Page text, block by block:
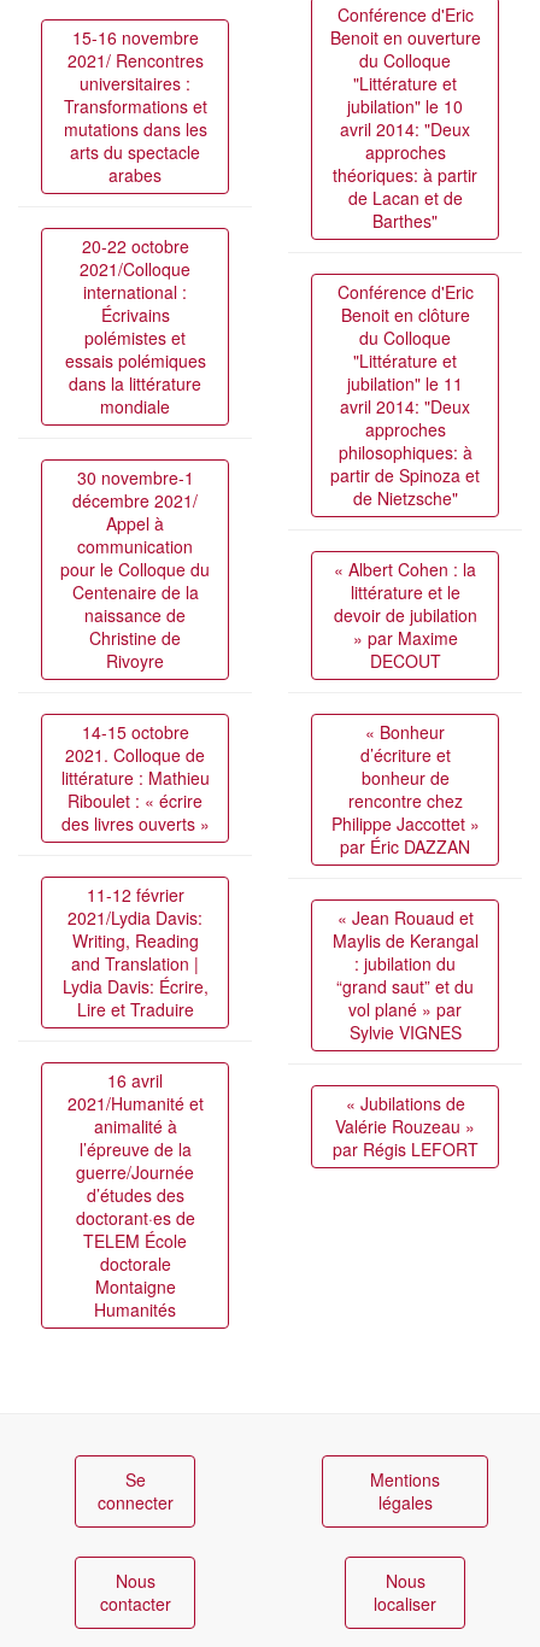
15-16 novembre
2021/ Rencontres
universitaires :
Transformations et
mutations dans les
arts du spectacle
arabes
20-22 octobre
2021/Colloque
international :
Écrivains
polémistes et
essais polémiques
dans la littérature
mondiale
30 novembre-1
décembre 2021/
Appel à
communication
pour le Colloque du
Centenaire de la
naissance de
Christine de
Rivoyre
14-15 octobre
2021. Colloque de
littérature : Mathieu
Riboulet : « écrire
des livres ouverts »
11-12 février
2021/Lydia Davis:
Writing, Reading
and Translation |
Lydia Davis: Écrire,
Lire et Traduire
16 avril
2021/Humanité et
animalité à
l’épreuve de la
guerre/Journée
d’études des
doctorant·es de
TELEM École
doctorale
Montaigne
Humanités
Conférence d'Eric
Benoit en ouverture
du Colloque
"Littérature et
jubilation" le 10
avril 2014: "Deux
approches
théoriques: à partir
de Lacan et de
Barthes"
Conférence d'Eric
Benoit en clôture
du Colloque
"Littérature et
jubilation" le 11
avril 2014: "Deux
approches
philosophiques: à
partir de Spinoza et
de Nietzsche"
« Albert Cohen : la
littérature et le
devoir de jubilation
» par Maxime
DECOUT
« Bonheur
d’écriture et
bonheur de
rencontre chez
Philippe Jaccottet »
par Éric DAZZAN
« Jean Rouaud et
Maylis de Kerangal
: jubilation du
“grand saut” et du
vol plané » par
Sylvie VIGNES
« Jubilations de
Valérie Rouzeau »
par Régis LEFORT
Se
connecter
Mentions
légales
Nous
contacter
Nous
localiser